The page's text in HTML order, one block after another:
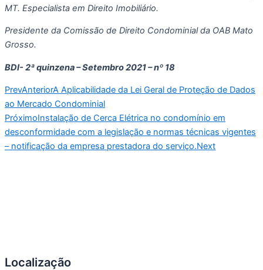
MT. Especialista em Direito Imobiliário.
Presidente da Comissão de Direito Condominial da OAB Mato
Grosso.
BDI- 2ª quinzena – Setembro 2021 – nº 18
PrevAnteriorA Aplicabilidade da Lei Geral de Proteção de Dados
ao Mercado Condominial
PróximoInstalação de Cerca Elétrica no condomínio em
desconformidade com a legislação e normas técnicas vigentes
– notificação da empresa prestadora do serviço.Next
Localização